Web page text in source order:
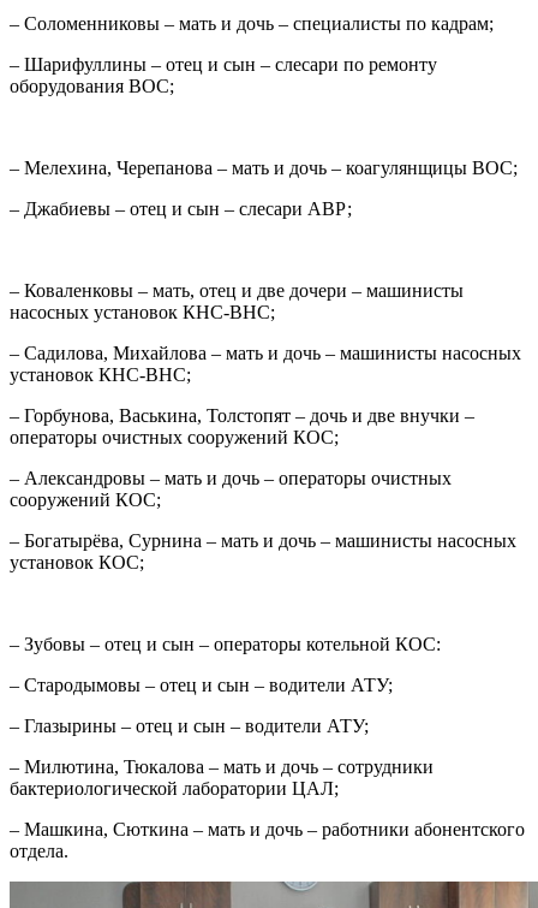
– Соломенниковы – мать и дочь – специалисты по кадрам;
– Шарифуллины – отец и сын – слесари по ремонту
оборудования ВОС;
– Мелехина, Черепанова – мать и дочь – коагулянщицы ВОС;
– Джабиевы – отец и сын – слесари АВР;
– Коваленковы – мать, отец и две дочери – машинисты
насосных установок КНС-ВНС;
– Садилова, Михайлова – мать и дочь – машинисты насосных
установок КНС-ВНС;
– Горбунова, Васькина, Толстопят – дочь и две внучки –
операторы очистных сооружений КОС;
– Александровы – мать и дочь – операторы очистных
сооружений КОС;
– Богатырёва, Сурнина – мать и дочь – машинисты насосных
установок КОС;
– Зубовы – отец и сын – операторы котельной КОС:
– Стародымовы – отец и сын – водители АТУ;
– Глазырины – отец и сын – водители АТУ;
– Милютина, Тюкалова – мать и дочь – сотрудники
бактериологической лаборатории ЦАЛ;
– Машкина, Сюткина – мать и дочь – работники абонентского
отдела.